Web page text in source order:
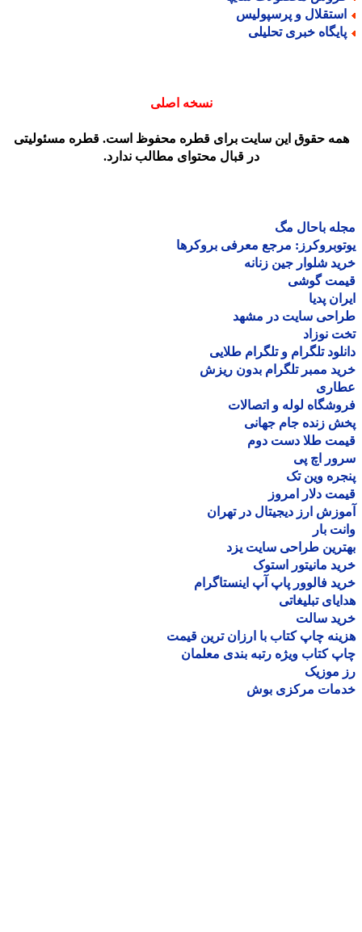
و پرسپولیس
خبری تحلیلی
نسخه اصلی
حقوق این سایت برای قطره محفوظ است. قطره مسئولیتی
در قبال محتوای مطالب ندارد.
باحال مگ
مرجع معرفی بروکرها
شلوار جین زنانه
گوشی
پدیا
سایت در مشهد
نوزاد
تلگرام و تلگرام طلایی
ممبر تلگرام بدون ریزش
لوله و اتصالات
زنده جام جهانی
طلا دست دوم
اچ پی
وین تک
دلار امروز
ارز دیجیتال در تهران
بار
طراحی سایت یزد
مانیتور استوک
فالوور پاپ آپ اینستاگرام
تبلیغاتی
سالت
چاپ کتاب با ارزان ترین قیمت
کتاب ویژه رتبه بندی معلمان
موزیک
مرکزی بوش